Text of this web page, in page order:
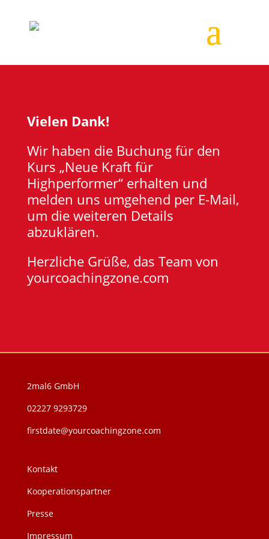
Vielen Dank!
Wir haben die Buchung für den
Kurs „Neue Kraft für
Highperformer“ erhalten und
melden uns umgehend per E-Mail,
um die weiteren Details
abzuklären.
Herzliche Grüße, das Team von
yourcoachingzone.com
2mal6 GmbH
02227 9293729
firstdate@yourcoachingzone.com
Kontakt
Kooperationspartner
Presse
Impressum